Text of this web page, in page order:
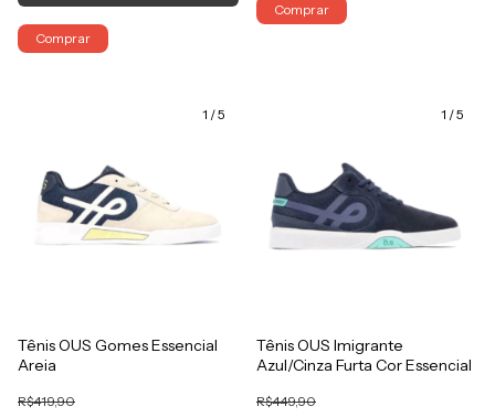
Comprar
Comprar
1 /5
Tênis OUS Gomes Essencial
Areia
R$419,90
1 /5
Tênis OUS Imigrante
Azul/Cinza Furta Cor Essencial
R$449,90